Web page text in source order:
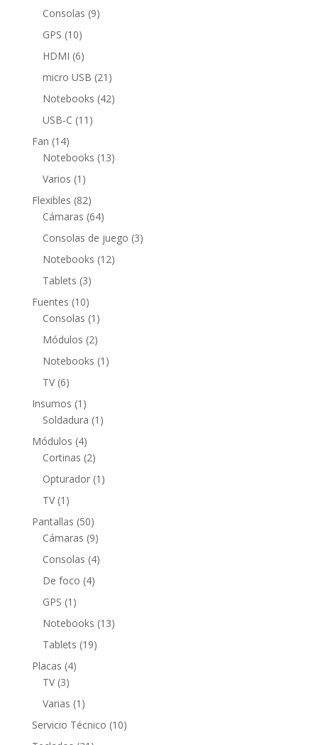
productos
Consolas 99
GPS 1010
productos
HDMI 66
productos
micro USB 21 21
productos
Notebooks 4242
USB-C 11 11
Fan 1414
productos
Notebooks 1313
Varios 1 1
producto
Flexibles 8282
productos
Cámaras 6464
productos
Consolas de juego 33
Notebooks 1212
Tablets 33
productos
Fuentes 1010
productos
Consolas 1 1
producto
Módulos 22
productos
Notebooks 1 1
TV 66
productos
Insumos 1 1
producto
Soldadura 1 1
Módulos 44
productos
Cortinas 22
productos
Opturador 1 1
TV 1 1
producto
Pantallas 5050
productos
Cámaras 99
productos
Consolas 44
De foco 44
GPS 1 1
producto
Notebooks 1313
Tablets 1919
Placas 44
TV 33
productos
Varias 1 1
producto
Servicio Técnico 1010